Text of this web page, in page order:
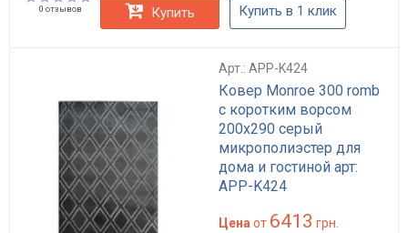
0 отзывов Купить Купить в 1 клик
Арт.: APP-K424
Ковер Monroe 300 romb
с коротким ворсом
200x290 серый
микрополиэстер для
дома и гостиной арт:
APP-K424
Цена от 6413 грн.